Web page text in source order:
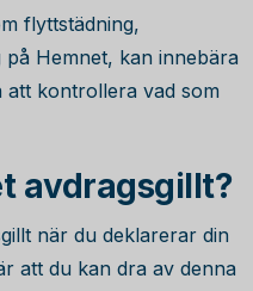
flyttstädning,
Hemnet, kan innebära
att kontrollera vad som
avdragsgillt?
när du deklarerar din
att du kan dra av denna